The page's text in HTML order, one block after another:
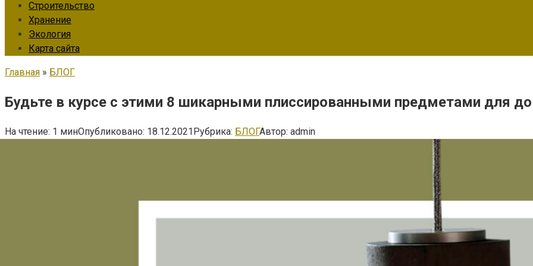
Строительство
Хранение
Экология
Карта сайта
Главная » БЛОГ
Будьте в курсе с этими 8 шикарными плиссированными предметами для
На чтение: 1 минОпубликовано: 18.12.2021Рубрика: БЛОГАвтор: admin